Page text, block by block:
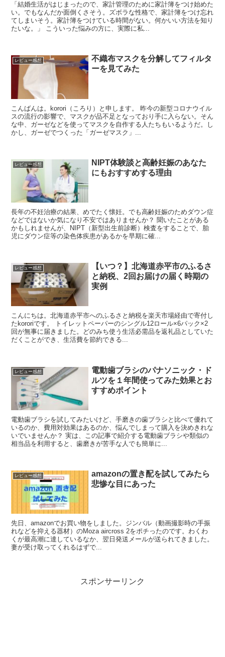
「結婚生活がはじまったので、家計管理のために家計簿をつけ始めた
い。でもなんだか面倒くさそう。ズボラな性格で、家計簿をつけ忘れ
てしまいそう。家計簿をつけている時間がない。何かいい方法を知り
たいな。」 こういった悩みの方に、実際に私...
レビュー感想
不織布マスクを分解してフィルタ
ーを見てみた
こんばんは。korori（ころり）と申します。 昨今の新型コロナウイル
スの流行の影響で、マスクが品不足となっており手に入らない。そん
な中、ガーゼなどを使ってマスクを自作する人たちもいるようだ。し
かし、ガーゼでつくった「ガーゼマスク」...
レビュー感想
NIPT体験談と高齢妊娠のあなた
にもおすすめする理由
長年の不妊治療の結果、めでたく懐妊。でも高齢妊娠のためダウン症
などではないか気になり不安ではありませんか？ 聞いたことがある
かもしれませんが、NIPT（新型出生前診断）検査をすることで、胎
児にダウン症等の染色体疾患があるかを早期に確...
レビュー感想
【いつ？】北海道赤平市のふるさ
と納税、2回お届けの届く時期の
実例
こんにちは。北海道赤平市へのふるさと納税を楽天市場経由で寄付し
たkororiです。 トイレットペーパーのシングル12ロール×6パック×2
回が無事に届きました。どのみち使う生活必需品を返礼品としていた
だくことができ、生活費を節約できる...
レビュー感想
電動歯ブラシのパナソニック・ド
ルツを１年間使ってみた効果とお
すすめポイント
電動歯ブラシを試してみたいけど、手磨きの歯ブラシと比べて優れて
いるのか、費用対効果はあるのか、悩んでしまって購入を決めきれな
いでいませんか？ 実は、この記事で紹介する電動歯ブラシや類似の
相当品を利用すると、歯磨きが苦手な人でも簡単に...
レビュー感想
amazonの置き配を試してみたら
悲惨な目にあった
先日、amazonでお買い物をしました。ジンバル（動画撮影時の手振
れなどを抑える器材）のMoza aircross 2をポチったのです。わくわ
くが最高潮に達しているなか、翌日発送メールが送られてきました。
妻が受け取ってくれるはずで...
スポンサーリンク